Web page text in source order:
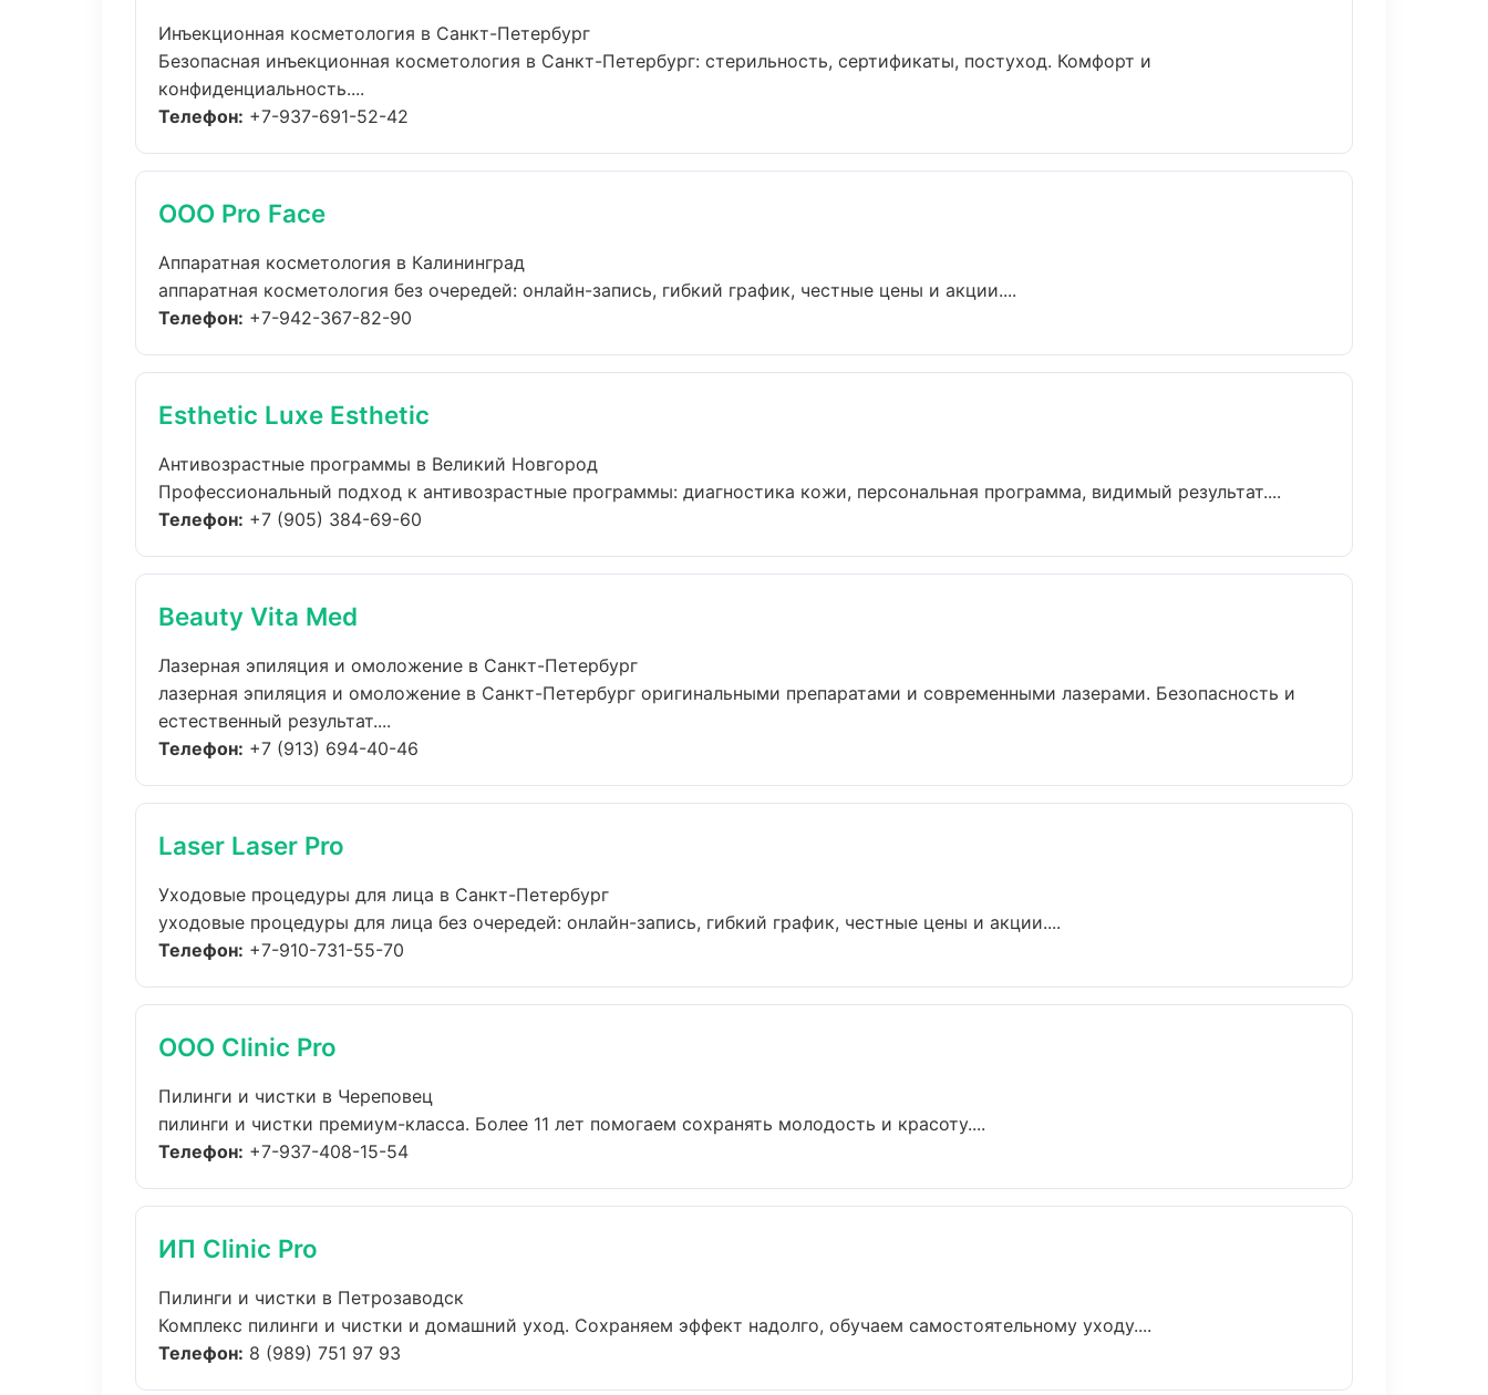
Инъекционная косметология в Санкт-Петербург
Безопасная инъекционная косметология в Санкт-Петербург: стерильность, сертификаты, постуход. Комфорт и
конфиденциальность....
Телефон: +7-937-691-52-42
ООО Pro Face
Аппаратная косметология в Калининград
аппаратная косметология без очередей: онлайн-запись, гибкий график, честные цены и акции....
Телефон: +7-942-367-82-90
Esthetic Luxe Esthetic
Антивозрастные программы в Великий Новгород
Профессиональный подход к антивозрастные программы: диагностика кожи, персональная программа, видимый результат....
Телефон: +7 (905) 384-69-60
Beauty Vita Med
Лазерная эпиляция и омоложение в Санкт-Петербург
лазерная эпиляция и омоложение в Санкт-Петербург оригинальными препаратами и современными лазерами. Безопасность и
естественный результат....
Телефон: +7 (913) 694-40-46
Laser Laser Pro
Уходовые процедуры для лица в Санкт-Петербург
уходовые процедуры для лица без очередей: онлайн-запись, гибкий график, честные цены и акции....
Телефон: +7-910-731-55-70
ООО Clinic Pro
Пилинги и чистки в Череповец
пилинги и чистки премиум-класса. Более 11 лет помогаем сохранять молодость и красоту....
Телефон: +7-937-408-15-54
ИП Clinic Pro
Пилинги и чистки в Петрозаводск
Комплекс пилинги и чистки и домашний уход. Сохраняем эффект надолго, обучаем самостоятельному уходу....
Телефон: 8 (989) 751 97 93